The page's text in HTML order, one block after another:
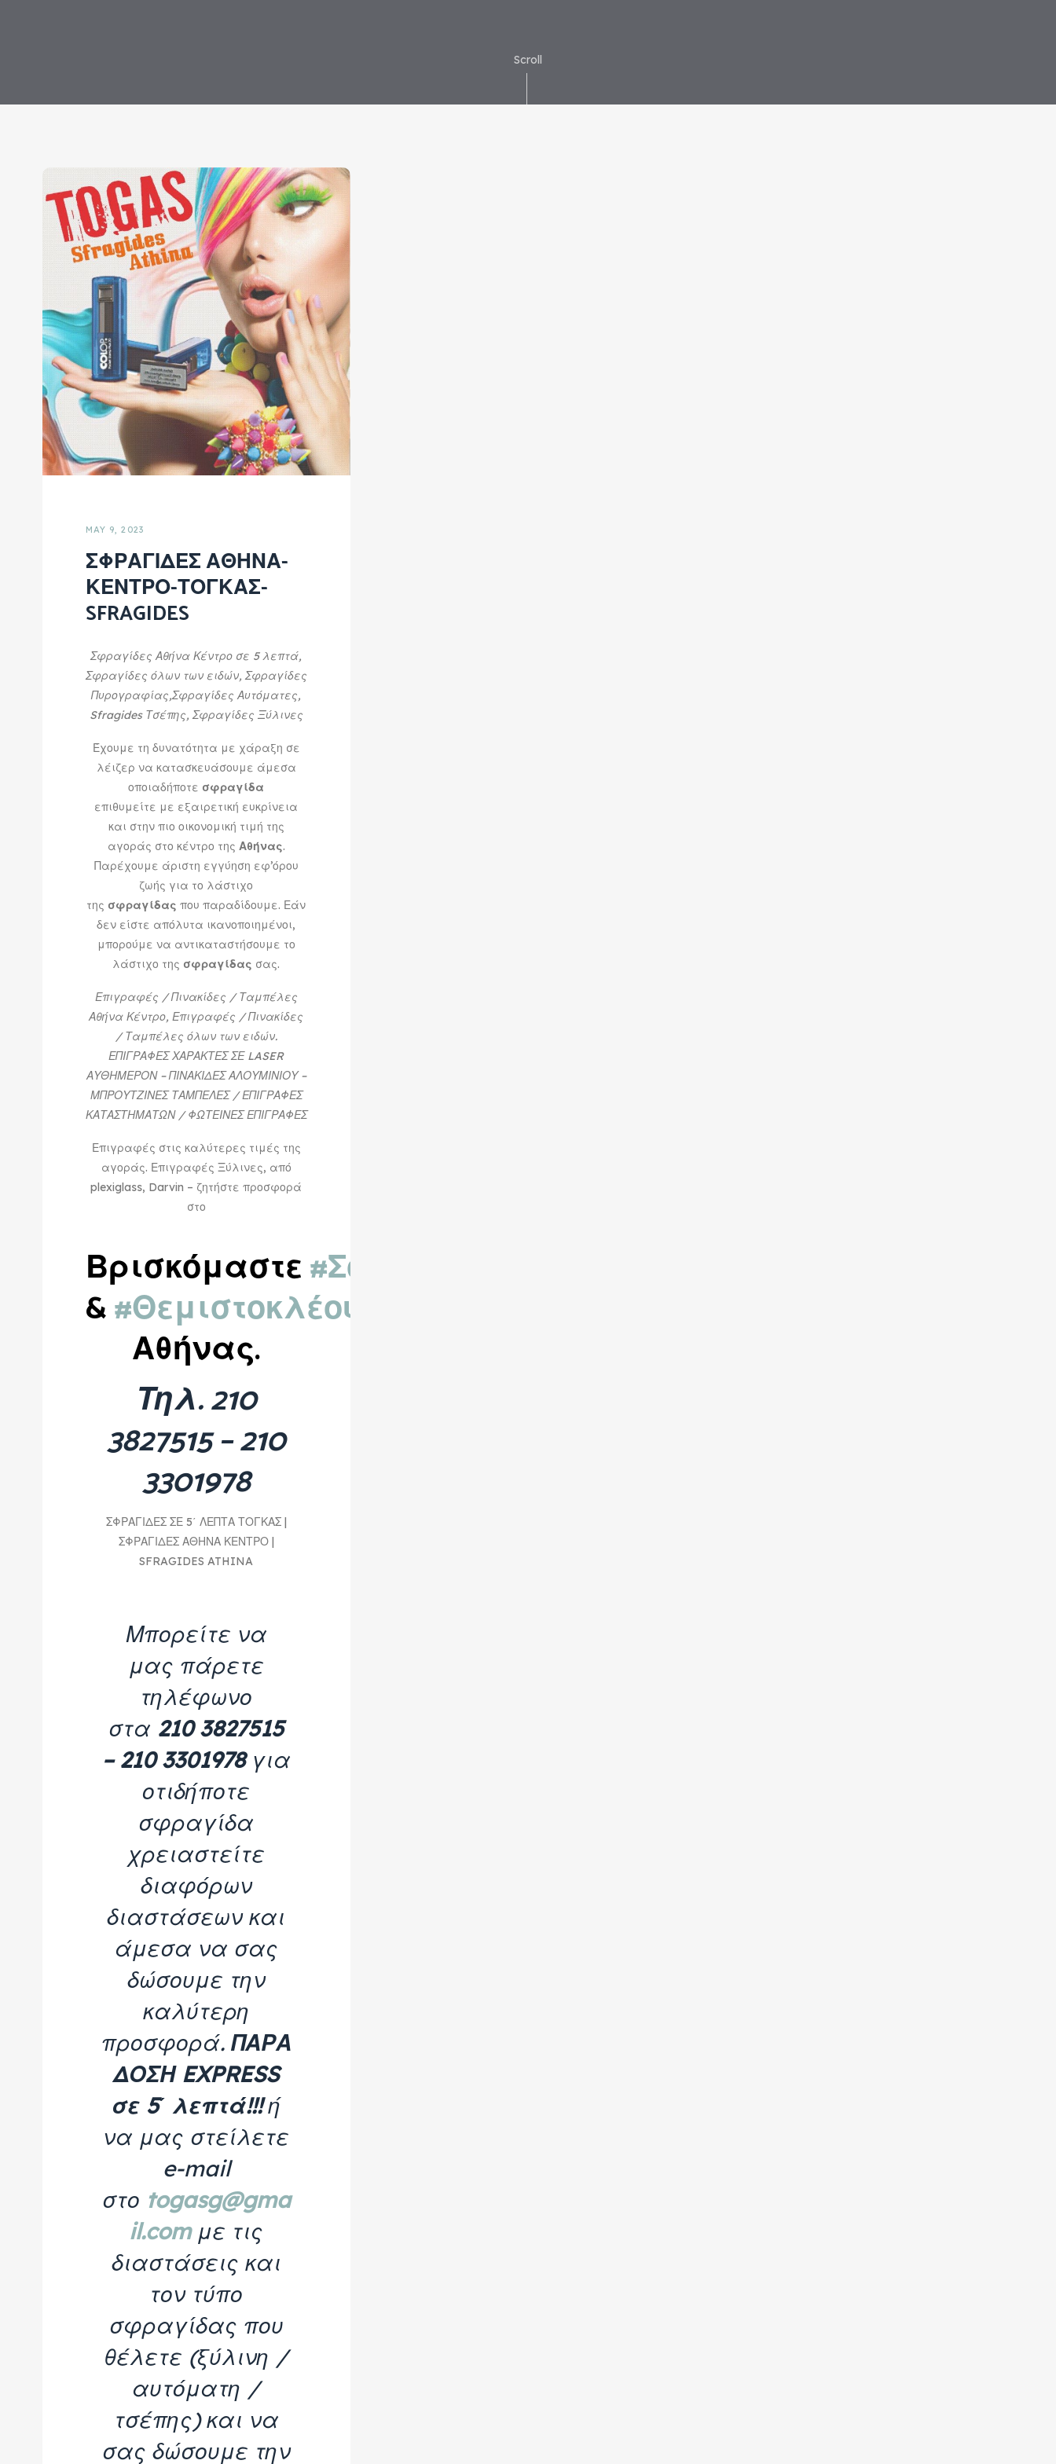
Scroll
MAY 9, 2023
ΣΦΡΑΓΙΔΕΣ ΑΘΗΝΑ-
ΚΕΝΤΡΟ-ΤΟΓΚΑΣ-
SFRAGIDES
Σφραγίδες Αθήνα Κέντρο σε 5 λεπτά,
Σφραγίδες όλων των ειδών, Σφραγίδες
Πυρογραφίας,Σφραγίδες Αυτόματες,
Sfragides Τσέπης, Σφραγίδες Ξύλινες
Έχουμε τη δυνατότητα με χάραξη σε
λέιζερ να κατασκευάσουμε άμεσα
οποιαδήποτε σφραγίδα
επιθυμείτε με εξαιρετική ευκρίνεια
και στην πιο οικονομική τιμή της
αγοράς στο κέντρο της Αθήνας.
Παρέχουμε άριστη εγγύηση εφ’όρου
ζωής για το λάστιχο
της σφραγίδας που παραδίδουμε. Εάν
δεν είστε απόλυτα ικανοποιημένοι,
μπορούμε να αντικαταστήσουμε το
λάστιχο της σφραγίδας σας.
Επιγραφές / Πινακίδες / Ταμπέλες
Αθήνα Κέντρο, Επιγραφές / Πινακίδες
/ Ταμπέλες όλων των ειδών.
ΕΠΙΓΡΑΦΕΣ ΧΑΡΑΚΤΕΣ ΣΕ LASER
ΑΥΘΗΜΕΡΟΝ – ΠΙΝΑΚΙΔΕΣ ΑΛΟΥΜΙΝΙΟΥ –
ΜΠΡΟΥΤΖΙΝΕΣ ΤΑΜΠΕΛΕΣ / ΕΠΙΓΡΑΦΕΣ
ΚΑΤΑΣΤΗΜΑΤΩΝ / ΦΩΤΕΙΝΕΣ ΕΠΙΓΡΑΦΕΣ
Επιγραφές στις καλύτερες τιμές της
αγοράς. Επιγραφές Ξύλινες, από
plexiglass, Darvin – ζητήστε προσφορά
στο
Βρισκόμαστε#Σόλωνος
&#Θεμιστοκλέους
Αθήνας.
Τηλ. 210
3827515 – 210
3301978
ΣΦΡΑΓΙΔΕΣ ΣΕ 5΄ ΛΕΠΤΑ ΤΟΓΚΑΣ |
ΣΦΡΑΓΙΔΕΣ ΑΘΗΝΑ ΚΕΝΤΡΟ |
SFRAGIDES ATHINA
Μπορείτε να
μας πάρετε
τηλέφωνο
στα 210 3827515
– 210 3301978για
οτιδήποτε
σφραγίδα
χρειαστείτε
διαφόρων
διαστάσεων και
άμεσα να σας
δώσουμε την
καλύτερη
προσφορά. ΠΑΡΑ
ΔΟΣΗ EXPRESS
σε 5΄ λεπτά!!!ή
να μας στείλετε
e-mail
στο togasg@gma
il.comμε τις
διαστάσεις και
τον τύπο
σφραγίδας που
θέλετε (ξύλινη /
αυτόματη /
τσέπης) και να
σας δώσουμε την